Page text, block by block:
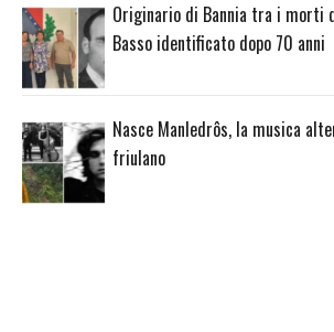
Originario di Bannia tra i morti
Basso identificato dopo 70 anni
Nasce Manledrôs, la musica
friulano